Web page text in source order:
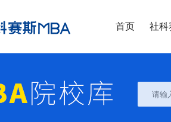
首页 社科